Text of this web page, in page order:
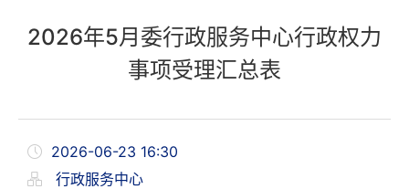
2026年5月委行政服务中心行政权力
事项受理汇总表
2026-06-23 16:30
行政服务中心